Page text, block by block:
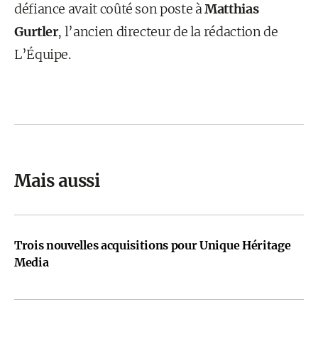
défiance avait coûté son poste àMatthias
Gurtler, l’ancien directeur de la rédaction de
L’Équipe.
Mais aussi
Trois nouvelles acquisitions pour Unique Héritage
Media